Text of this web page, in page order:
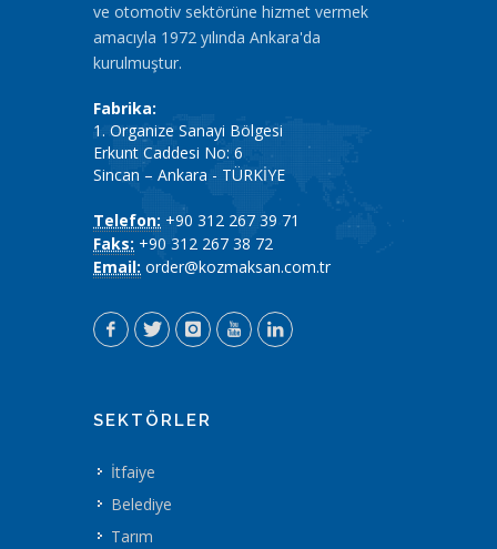
ve otomotiv sektörüne hizmet vermek
amacıyla 1972 yılında Ankara'da
kurulmuştur.
Fabrika:
1. Organize Sanayi Bölgesi
Erkunt Caddesi No: 6
Sincan – Ankara - TÜRKİYE
Telefon: +90 312 267 39 71
Faks: +90 312 267 38 72
Email: order@kozmaksan.com.tr
SEKTÖRLER
İtfaiye
Belediye
Tarım